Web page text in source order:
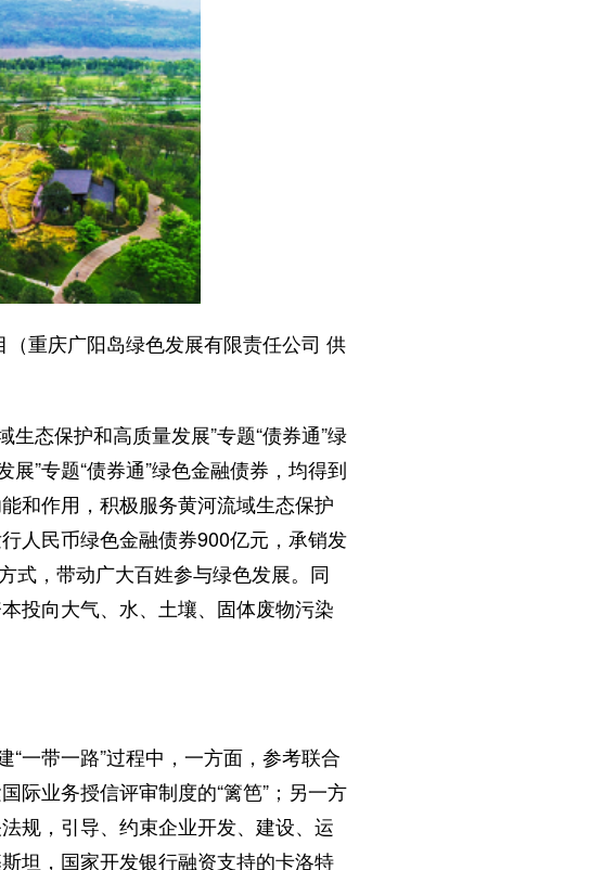
重庆广阳岛绿色发展有限责任公司 供
态保护和高质量发展”专题“债券通”绿
”专题“债券通”绿色金融债券，均得到
和作用，积极服务黄河流域生态保护
人民币绿色金融债券900亿元，承销发
式，带动广大百姓参与绿色发展。同
投向大气、水、土壤、固体废物污染
一带一路”过程中，一方面，参考联合
际业务授信评审制度的“篱笆”；另一方
规，引导、约束企业开发、建设、运
坦，国家开发银行融资支持的卡洛特